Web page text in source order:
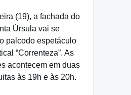
(19), a fachada do
Úrsula vai se
palcodo espetáculo
“Correnteza”. As
acontecem em duas
às 19h e às 20h.